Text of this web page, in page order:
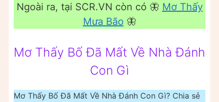
Ngoài ra, tại SCR.VN còn có 🦋 Mơ Thấy
Mưa Bão 🦋
Mơ Thấy Bố Đã Mất Về Nhà Đánh
Con Gì
Mơ Thấy Bố Đã Mất Về Nhà Đánh Con Gì? Chia sẻ